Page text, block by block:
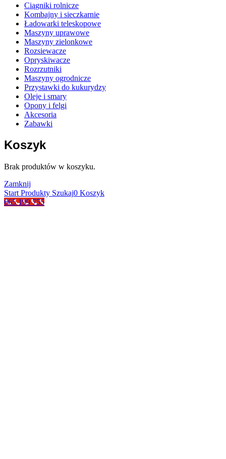
Ciągniki rolnicze
Kombajny i sieczkarnie
Ładowarki teleskopowe
Maszyny uprawowe
Maszyny zielonkowe
Rozsiewacze
Opryskiwacze
Rozrzutniki
Maszyny ogrodnicze
Przystawki do kukurydzy
Oleje i smary
Opony i felgi
Akcesoria
Zabawki
Koszyk
Brak produktów w koszyku.
Zamknij
Start Produkty Szukaj0 Koszyk
665 199 755